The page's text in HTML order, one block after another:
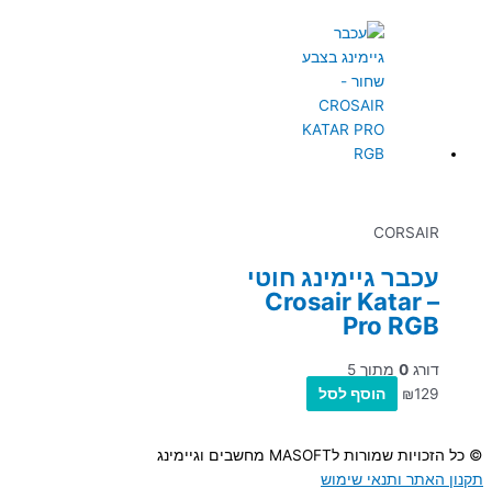
CORSAIR
עכבר גיימינג חוטי
– Crosair Katar
Pro RGB
דורג 0 מתוך 5
₪129 הוסף לסל
© כל הזכויות שמורות לMASOFT מחשבים וגיימינג
תקנון האתר ותנאי שימוש